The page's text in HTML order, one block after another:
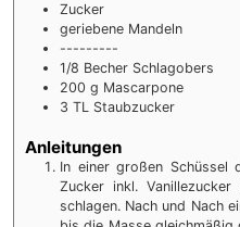
Zucker
geriebene Mandeln
---------
1/8 Becher Schlagobers
200 g Mascarpone
3 TL Staubzucker
Anleitungen
In einer großen Schüssel
Zucker inkl.
schlagen. Nach und Nach